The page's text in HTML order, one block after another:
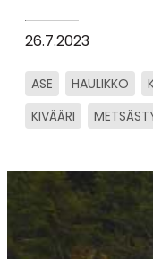
26.7.2023
ASE HAULIKKO
KIVÄÄRI